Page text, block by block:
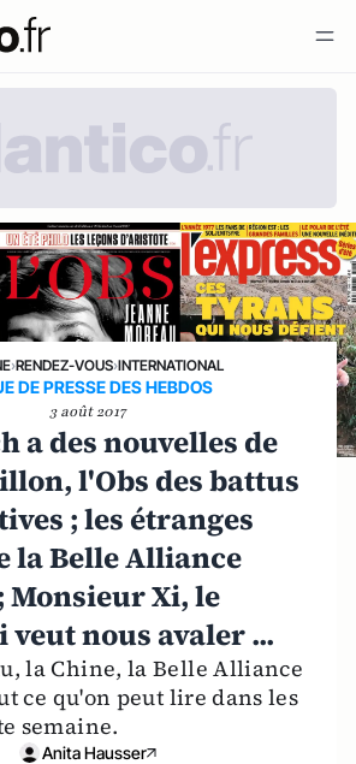
›RENDEZ-VOUS›INTERNATIONAL
DE PRESSE DES HEBDOS
3 août 2017
a des nouvelles de
l'Obs des battus
; les étranges
la Belle Alliance
Monsieur Xi, le
nous avaler ...
la Chine, la Belle Alliance
ce qu'on peut lire dans les
semaine.
Anita Hausser